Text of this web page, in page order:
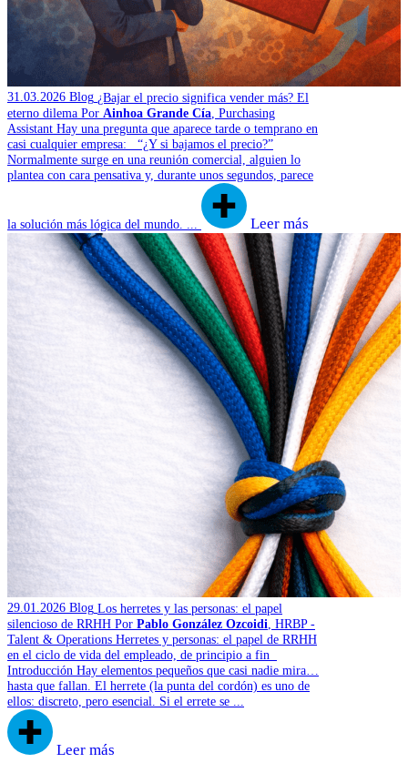
31.03.2026 Blog ¿Bajar el precio significa vender más? El
eterno dilema Por Ainhoa Grande Cía , Purchasing
Assistant Hay una pregunta que aparece tarde o temprano en
casi cualquier empresa: “¿Y si bajamos el precio?”
Normalmente surge en una reunión comercial, alguien lo
plantea con cara pensativa y, durante unos segundos, parece
la solución más lógica del mundo. ... Leer más
29.01.2026 Blog Los herretes y las personas: el papel
silencioso de RRHH Por Pablo González Ozcoidi , HRBP -
Talent & Operations Herretes y personas: el papel de RRHH
en el ciclo de vida del empleado, de principio a fin
Introducción Hay elementos pequeños que casi nadie mira…
hasta que fallan. El herrete (la punta del cordón) es uno de
ellos: discreto, pero esencial. Si el errete se ...
Leer más